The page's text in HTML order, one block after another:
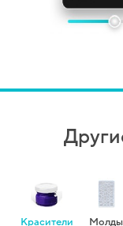
Красители Молды